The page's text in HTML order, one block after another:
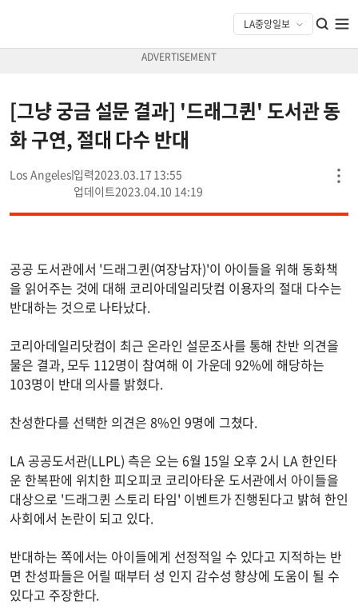
[그냥 궁금 설문 결과] '드래그퀸' 도서관 동
화 구연, 절대 다수 반대
Los Angeles
2023.03.17 13:55
2023.04.10 14:19
공공 도서관에서 '드래그퀸(여장남자)'이 아이들을 위해 동화책
을 읽어주는 것에 대해 코리아데일리닷컴 이용자의 절대 다수는
반대하는 것으로 나타났다.
코리아데일리닷컴이 최근 온라인 설문조사를 통해 찬반 의견을
물은 결과, 모두 112명이 참여해 이 가운데 92%에 해당하는
103명이 반대 의사를 밝혔다.
찬성한다를 선택한 의견은 8%인 9명에 그쳤다.
LA 공공도서관(LLPL) 측은 오는 6월 15일 오후 2시 LA 한인타
운 한복판에 위치한 피오피코 코리아타운 도서관에서 아이들을
대상으로 '드래그퀸 스토리 타임' 이벤트가 진행된다고 밝혀 한인
사회에서 논란이 되고 있다.
반대하는 쪽에서는 아이들에게 선정적일 수 있다고 지적하는 반
면 찬성파들은 어릴 때부터 성 인지 감수성 향상에 도움이 될 수
있다고 주장한다.